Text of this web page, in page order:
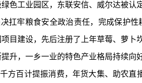
色工业园区，东联安信、威尔达被认
扛牢粮食安全政治责任，完成保护性
目建设， 先后注册了上年草莓、萝卜
升， 一乡一业的特色产业格局持续向
千方百计提振消费，年货大集、助农直